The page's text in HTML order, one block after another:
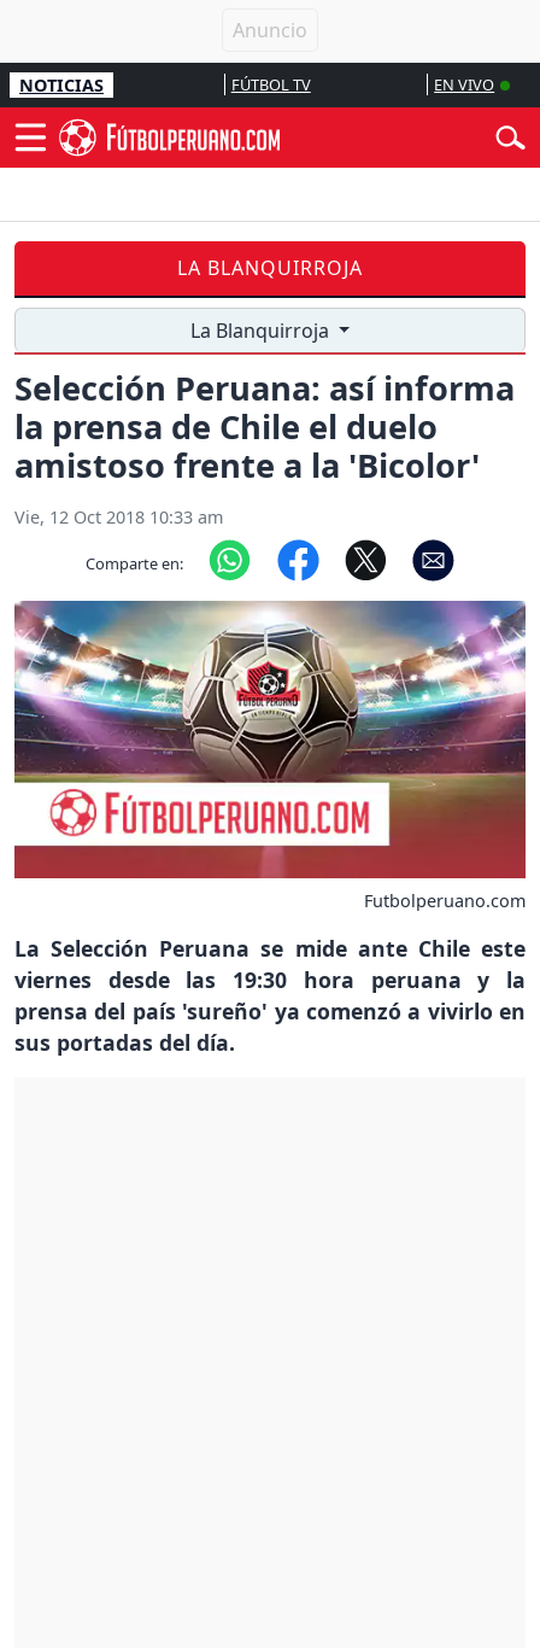
NOTICIAS FÚTBOL TV EN VIVO
LA BLANQUIRROJA
La Blanquirroja
Selección Peruana: así informa
la prensa de Chile el duelo
amistoso frente a la 'Bicolor'
Vie, 12 Oct 2018 10:33 am
Comparte en:
Futbolperuano.com
La Selección Peruana se mide ante Chile este
viernes desde las 19:30 hora peruana y la
prensa del país 'sureño' ya comenzó a vivirlo en
sus portadas del día.